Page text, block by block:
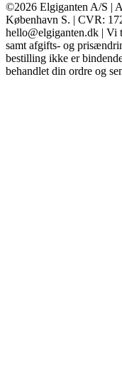
©2026 Elgiganten A/S |
København S. | CVR:
hello@elgiganten.dk |
samt afgifts- og
bestilling ikke er
behandlet din ordre og